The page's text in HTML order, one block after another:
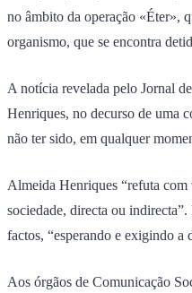
no âmbito da operação «Éter»,
organismo, que se encontra
A notícia revelada pelo Jornal
Henriques, no decurso de uma
não ter sido, em qualquer
Almeida Henriques “refuta com
sociedade, directa ou
factos, “esperando e exigindo a
Aos órgãos de Comunicação